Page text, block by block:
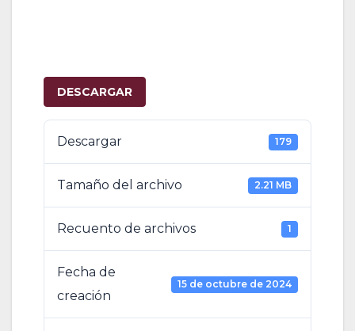
DESCARGAR
Descargar 179
Tamaño del archivo 2.21 MB
Recuento de archivos 1
Fecha de
creación
15 de octubre de 2024